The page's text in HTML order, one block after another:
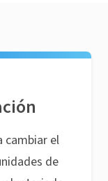
cambiar el
de